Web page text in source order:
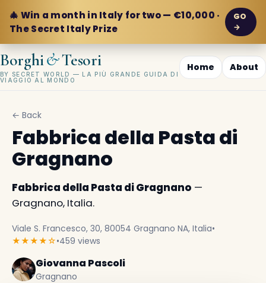
🎄 Win a month in Italy for two — €10,000 ·
The Secret Italy Prize
GO
→
Borghi&Tesori
BY SECRET WORLD — LA PIÙ GRANDE GUIDA DI
VIAGGIO AL MONDO
Home About
← Back
Fabbrica della Pasta di
Gragnano
Fabbrica della Pasta di Gragnano —
Gragnano, Italia.
Viale S. Francesco, 30, 80054 Gragnano NA, Italia•
★★★★☆•459 views
Giovanna Pascoli
Gragnano